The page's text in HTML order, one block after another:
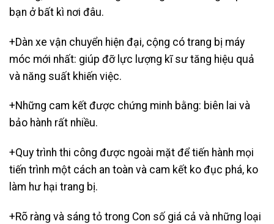
bạn ở bất kì nơi đâu.
+Dàn xe vận chuyển hiện đại, cộng có trang bị máy
móc mới nhất: giúp đỡ lực lượng kĩ sư tăng hiệu quả
và năng suất khiến việc.
+Những cam kết được chứng minh bằng: biên lai và
bảo hành rất nhiều.
+Quy trình thi công được ngoài mặt để tiến hành mọi
tiến trình một cách an toàn và cam kết ko đục phá, ko
làm hư hại trang bị.
+Rõ ràng và sáng tỏ trong Con số giá cả và những loại